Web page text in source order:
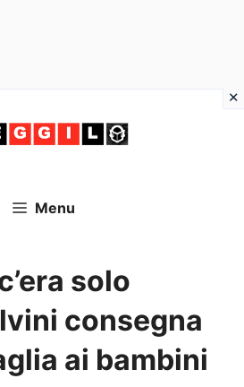
Menu
solo
consegna
ai bambini